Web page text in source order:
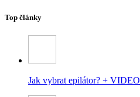
Top články
Jak vybrat epilátor? + VIDEO